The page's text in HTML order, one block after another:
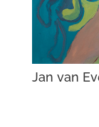
Jan van